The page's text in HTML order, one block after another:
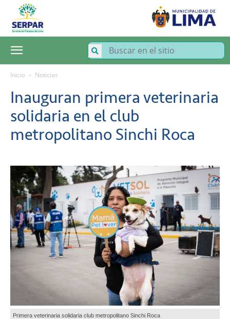
SERPAR
Servicio
de
Parques
Inicio Noticias
Inauguran primera veterinaria
solidaria en el club
metropolitano Sinchi Roca
Primera veterinaria solidaria club metropolitano Sinchi Roca